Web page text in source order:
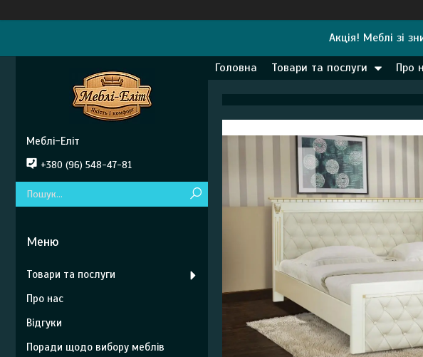
Акція! Меблі зі
Головна Товари та послуги Про
Меблі-Еліт
+380 (96) 548-47-81
Товари та послуги
Про нас
Відгуки
Поради щодо вибору меблів